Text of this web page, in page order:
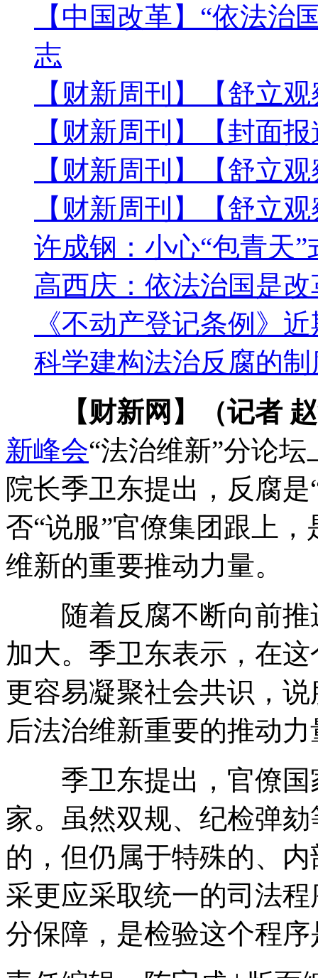
【中国改革】“依法治
志
【财新周刊】【舒立
【财新周刊】【封面
【财新周刊】【舒立
【财新周刊】【舒立
许成钢：小心“包青天”
高西庆：依法治国是
《不动产登记条例》
科学建构法治反腐的
【财新网】（记者
新峰会“法治维新”分论
院长季卫东提出，反腐
否“说服”官僚集团跟上
维新的重要推动力量。
随着反腐不断向前推
加大。季卫东表示，在
更容易凝聚社会共识，
后法治维新重要的推动力
季卫东提出，官僚国
家。虽然双规、纪检弹
的，但仍属于特殊的、
采更应采取统一的司法
分保障，是检验这个程